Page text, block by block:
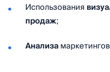
Использования
продаж;
Анализа